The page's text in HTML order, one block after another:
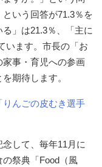
いう回答が71.3％を
」は21.3％、「主に
います。市長の「お
事・育児への参画
期待します。
んごの皮むき選手
念して、毎年11月に
祭典「Food（風